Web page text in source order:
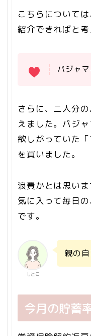
こちらについて
紹介できればと考
パジャ
さらに、二人分
えました。パジ
欲しがっていた
を買いました。
浪費かとは思い
気に入って毎日
です。
もとこ
親の自
今月の貯蓄